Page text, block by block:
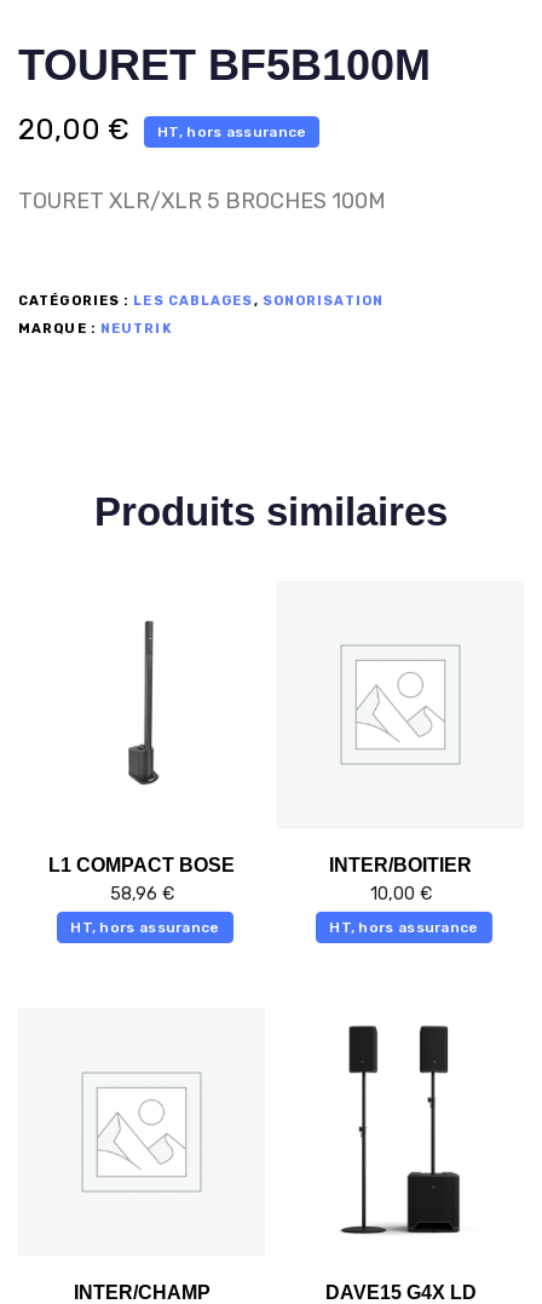
TOURET BF5B100M
20,00 € HT, hors assurance
TOURET XLR/XLR 5 BROCHES 100M
CATÉGORIES : LES CABLAGES, SONORISATION
MARQUE : NEUTRIK
Produits similaires
L1 COMPACT BOSE
58,96 €
HT, hors assurance
INTER/BOITIER
10,00 €
HT, hors assurance
INTER/CHAMP
DAVE15 G4X LD